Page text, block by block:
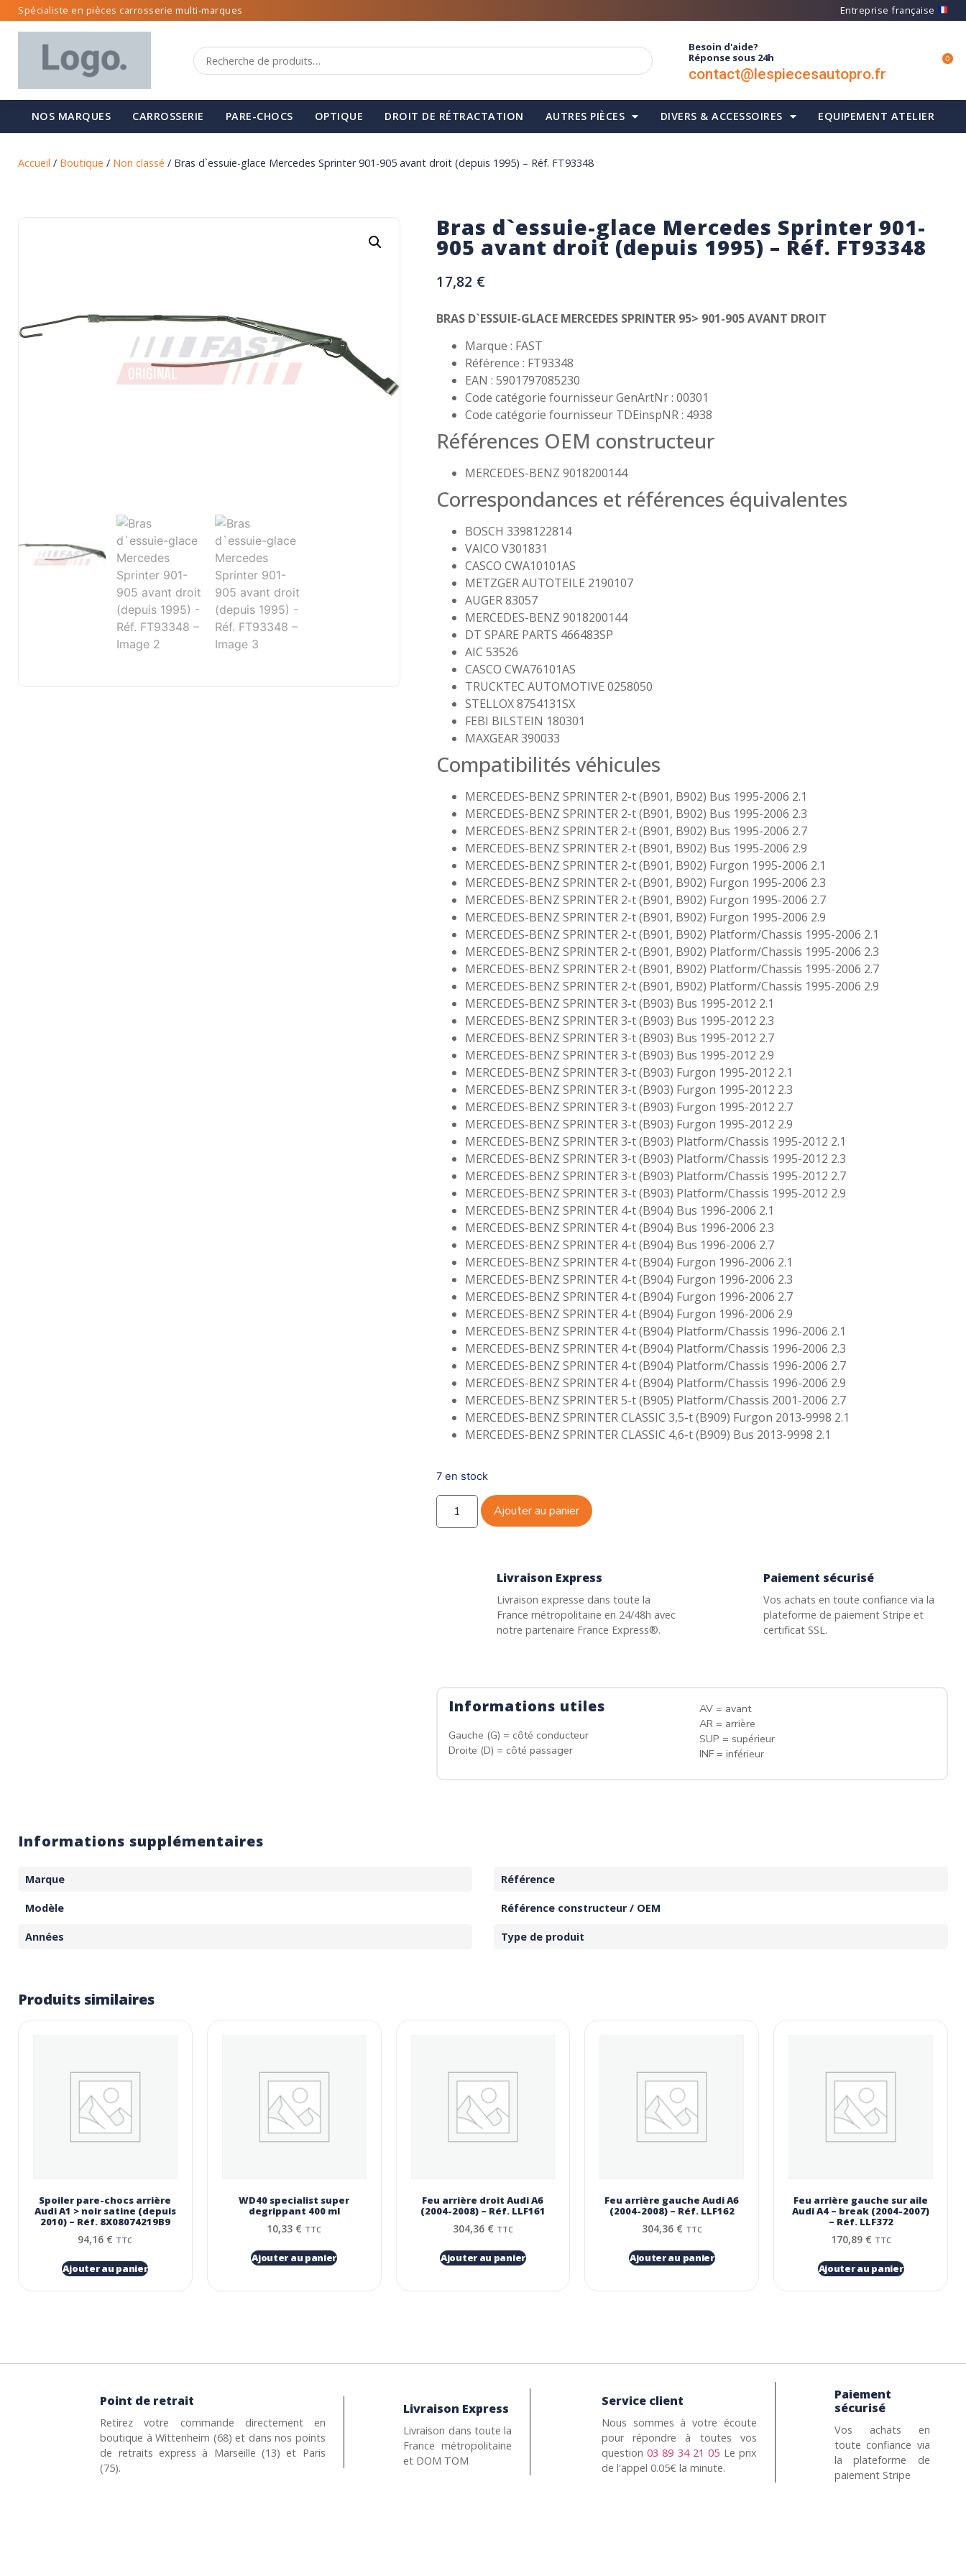
Spécialiste en pièces carrosserie multi-marques Entreprise française
Besoin d'aide?
Réponse sous 24h
contact@lespiecesautopro.fr
0
NOS MARQUES CARROSSERIE PARE-CHOCS OPTIQUE DROIT DE RÉTRACTATION AUTRES PIÈCES DIVERS & ACCESSOIRES EQUIPEMENT ATELIER
Accueil / Boutique / Non classé / Bras d`essuie-glace Mercedes Sprinter 901-905 avant droit (depuis 1995) – Réf. FT93348
Bras d`essuie-glace Mercedes Sprinter 901-
905 avant droit (depuis 1995) – Réf. FT93348
17,82 €
BRAS D`ESSUIE-GLACE MERCEDES SPRINTER 95> 901-905 AVANT DROIT
Marque : FAST
Référence : FT93348
EAN : 5901797085230
Code catégorie fournisseur GenArtNr : 00301
Code catégorie fournisseur TDEinspNR : 4938
Références OEM constructeur
MERCEDES-BENZ 9018200144
Correspondances et références équivalentes
BOSCH 3398122814
VAICO V301831
CASCO CWA10101AS
METZGER AUTOTEILE 2190107
AUGER 83057
MERCEDES-BENZ 9018200144
DT SPARE PARTS 466483SP
AIC 53526
CASCO CWA76101AS
TRUCKTEC AUTOMOTIVE 0258050
STELLOX 8754131SX
FEBI BILSTEIN 180301
MAXGEAR 390033
Compatibilités véhicules
MERCEDES-BENZ SPRINTER 2-t (B901, B902) Bus 1995-2006 2.1
MERCEDES-BENZ SPRINTER 2-t (B901, B902) Bus 1995-2006 2.3
MERCEDES-BENZ SPRINTER 2-t (B901, B902) Bus 1995-2006 2.7
MERCEDES-BENZ SPRINTER 2-t (B901, B902) Bus 1995-2006 2.9
MERCEDES-BENZ SPRINTER 2-t (B901, B902) Furgon 1995-2006 2.1
MERCEDES-BENZ SPRINTER 2-t (B901, B902) Furgon 1995-2006 2.3
MERCEDES-BENZ SPRINTER 2-t (B901, B902) Furgon 1995-2006 2.7
MERCEDES-BENZ SPRINTER 2-t (B901, B902) Furgon 1995-2006 2.9
MERCEDES-BENZ SPRINTER 2-t (B901, B902) Platform/Chassis 1995-2006 2.1
MERCEDES-BENZ SPRINTER 2-t (B901, B902) Platform/Chassis 1995-2006 2.3
MERCEDES-BENZ SPRINTER 2-t (B901, B902) Platform/Chassis 1995-2006 2.7
MERCEDES-BENZ SPRINTER 2-t (B901, B902) Platform/Chassis 1995-2006 2.9
MERCEDES-BENZ SPRINTER 3-t (B903) Bus 1995-2012 2.1
MERCEDES-BENZ SPRINTER 3-t (B903) Bus 1995-2012 2.3
MERCEDES-BENZ SPRINTER 3-t (B903) Bus 1995-2012 2.7
MERCEDES-BENZ SPRINTER 3-t (B903) Bus 1995-2012 2.9
MERCEDES-BENZ SPRINTER 3-t (B903) Furgon 1995-2012 2.1
MERCEDES-BENZ SPRINTER 3-t (B903) Furgon 1995-2012 2.3
MERCEDES-BENZ SPRINTER 3-t (B903) Furgon 1995-2012 2.7
MERCEDES-BENZ SPRINTER 3-t (B903) Furgon 1995-2012 2.9
MERCEDES-BENZ SPRINTER 3-t (B903) Platform/Chassis 1995-2012 2.1
MERCEDES-BENZ SPRINTER 3-t (B903) Platform/Chassis 1995-2012 2.3
MERCEDES-BENZ SPRINTER 3-t (B903) Platform/Chassis 1995-2012 2.7
MERCEDES-BENZ SPRINTER 3-t (B903) Platform/Chassis 1995-2012 2.9
MERCEDES-BENZ SPRINTER 4-t (B904) Bus 1996-2006 2.1
MERCEDES-BENZ SPRINTER 4-t (B904) Bus 1996-2006 2.3
MERCEDES-BENZ SPRINTER 4-t (B904) Bus 1996-2006 2.7
MERCEDES-BENZ SPRINTER 4-t (B904) Furgon 1996-2006 2.1
MERCEDES-BENZ SPRINTER 4-t (B904) Furgon 1996-2006 2.3
MERCEDES-BENZ SPRINTER 4-t (B904) Furgon 1996-2006 2.7
MERCEDES-BENZ SPRINTER 4-t (B904) Furgon 1996-2006 2.9
MERCEDES-BENZ SPRINTER 4-t (B904) Platform/Chassis 1996-2006 2.1
MERCEDES-BENZ SPRINTER 4-t (B904) Platform/Chassis 1996-2006 2.3
MERCEDES-BENZ SPRINTER 4-t (B904) Platform/Chassis 1996-2006 2.7
MERCEDES-BENZ SPRINTER 4-t (B904) Platform/Chassis 1996-2006 2.9
MERCEDES-BENZ SPRINTER 5-t (B905) Platform/Chassis 2001-2006 2.7
MERCEDES-BENZ SPRINTER CLASSIC 3,5-t (B909) Furgon 2013-9998 2.1
MERCEDES-BENZ SPRINTER CLASSIC 4,6-t (B909) Bus 2013-9998 2.1
7 en stock
Ajouter au panier
Livraison Express
Livraison expresse dans toute la
France métropolitaine en 24/48h avec
notre partenaire France Express®.
Paiement sécurisé
Vos achats en toute confiance via la
plateforme de paiement Stripe et
certificat SSL.
Informations utiles
Gauche (G) = côté conducteur
Droite (D) = côté passager
AV = avant
AR = arrière
SUP = supérieur
INF = inférieur
Informations supplémentaires
Marque Référence
Modèle Référence constructeur / OEM
Années Type de produit
Produits similaires
Spoiler pare-chocs arrière
Audi A1 > noir satine (depuis
2010) – Réf. 8X08074219B9
94,16 € TTC
Ajouter au panier
WD40 specialist super
degrippant 400 ml
10,33 € TTC
Ajouter au panier
Feu arrière droit Audi A6
(2004-2008) – Réf. LLF161
304,36 € TTC
Ajouter au panier
Feu arrière gauche Audi A6
(2004-2008) – Réf. LLF162
304,36 € TTC
Ajouter au panier
Feu arrière gauche sur aile
Audi A4 – break (2004-2007)
– Réf. LLF372
170,89 € TTC
Ajouter au panier
Point de retrait
Retirez votre commande directement en
boutique à Wittenheim (68) et dans nos points
de retraits express à Marseille (13) et Paris
(75).
Livraison Express
Livraison dans toute la
France métropolitaine
et DOM TOM
Service client
Nous sommes à votre écoute
pour répondre à toutes vos
question03 89 34 21 05 Le prix
de l'appel 0.05€ la minute.
Paiement
sécurisé
Vos achats en
toute confiance via
la plateforme de
paiement Stripe